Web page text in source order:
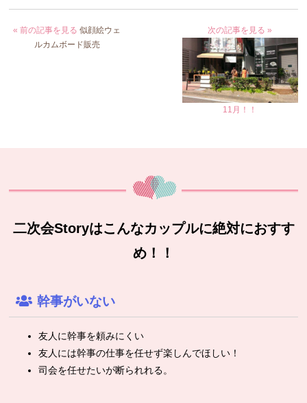
« 前の記事を見る似顔絵ウェ
ルカムボード販売
次の記事を見る »
11月！！
二次会Storyはこんなカップルに絶対におすす
め！！
幹事がいない
友人に幹事を頼みにくい
友人には幹事の仕事を任せず楽しんでほしい！
司会を任せたいが断られれる。